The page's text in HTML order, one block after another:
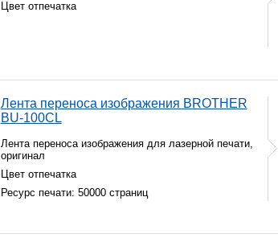
Цвет отпечатка
Лента переноса изображения BROTHER
BU-100CL
Лента переноса изображения для лазерной печати,
оригинал
Цвет отпечатка
Ресурс печати: 50000 страниц